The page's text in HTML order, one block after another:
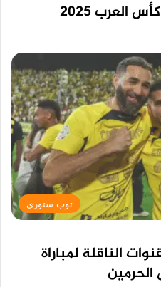
القنوات الناقلة لمباريات كأس العرب 2025
توب ستوري
الناقلة لمباراة